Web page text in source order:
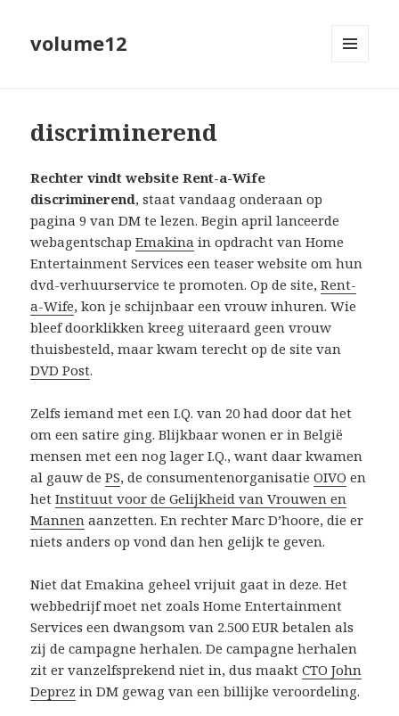
volume12
discriminerend
Rechter vindt website Rent-a-Wife
discriminerend, staat vandaag onderaan op
pagina 9 van DM te lezen. Begin april lanceerde
webagentschapEmakina in opdracht van Home
Entertainment Services een teaser website om hun
dvd-verhuurservice te promoten. Op de site,Rent-
a-Wife, kon je schijnbaar een vrouw inhuren. Wie
bleef doorklikken kreeg uiteraard geen vrouw
thuisbesteld, maar kwam terecht op de site van
DVD Post.
Zelfs iemand met een I.Q. van 20 had door dat het
om een satire ging. Blijkbaar wonen er in België
mensen met een nog lager I.Q., want daar kwamen
al gauw dePS, de consumentenorganisatieOIVO en
hetInstituut voor de Gelijkheid van Vrouwen en
Mannen aanzetten. En rechter Marc D’hoore, die er
niets anders op vond dan hen gelijk te geven.
Niet dat Emakina geheel vrijuit gaat in deze. Het
webbedrijf moet net zoals Home Entertainment
Services een dwangsom van 2.500 EUR betalen als
zij de campagne herhalen. De campagne herhalen
zit er vanzelfsprekend niet in, dus maaktCTO John
Deprez in DM gewag van eenbillijke veroordeling.